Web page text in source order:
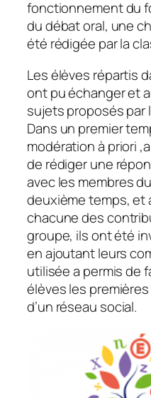
fonctionnement du
du débat oral, une
été rédigée par la
Les élèves répartis
ont pu échanger et
sujets proposés par
Dans un premier
modération à priori
de rédiger une
avec les membres
deuxième temps, et
chacune des
groupe, ils ont été
en ajoutant leurs
utilisée a permis de
élèves les
d’un réseau social.